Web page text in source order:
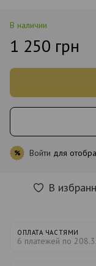
В наличии
1 250 грн
% Войти для
В
ОПЛАТА ЧАСТЯМИ
6 платежей по